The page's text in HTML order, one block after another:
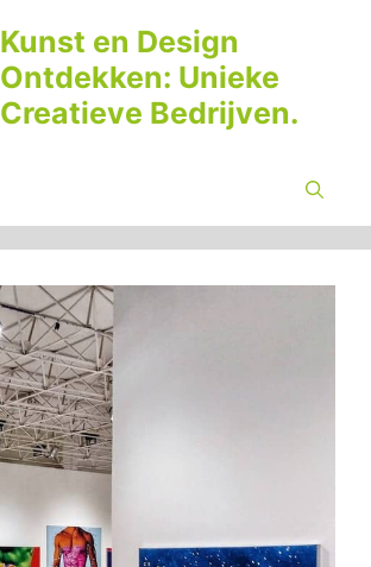
Kunst en Design
Ontdekken: Unieke
Creatieve Bedrijven.